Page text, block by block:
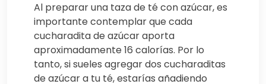
Al preparar una taza de té con azúcar, es
importante contemplar que cada
cucharadita de azúcar aporta
aproximadamente 16 calorías. Por lo
tanto, si sueles agregar dos cucharaditas
de azúcar a tu té, estarías añadiendo